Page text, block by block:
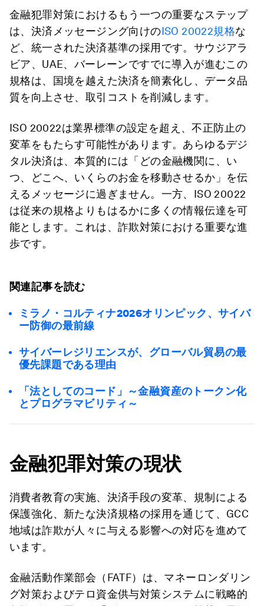
金融犯罪対策におけるもう一つの重要なステップ
は、決済メッセージング向けのISO 20022規格な
ど、統一された決済基準の採用です。サウジアラ
ビア、UAE、バーレーンですでに導入が進むこの
規格は、国境を越えた決済を簡素化し、データ品
質を向上させ、取引コストを削減します。
ISO 20022は業界標準の設定を超え、不正防止の
変革をもたらす可能性があります。あらゆるデジ
タル決済は、本質的には「どの金融機関に、い
つ、どこへ、いくらのお金を移動させるか」を伝
えるメッセージに過ぎません。一方、ISO 20022
は従来の規格よりもはるかに多くの情報伝達を可
能とします。これは、詐欺対策における重要な進
歩です。
関連記事を読む
ミラノ・コルティナ2026オリンピック、サイバ
ー防御の最前線
サイバーレジリエンスが、グローバル貿易の最
優先課題である理由
「法としてのコード」～金融資産のトークン化
とプログラマビリティ～
金融犯罪対策の現状
消費者教育の実施、決済手段の変革、規制による
保護強化、新たな決済規格の採用を通じて、GCC
地域は詐欺が人々に与える影響への対応を進めて
います。
金融活動作業部会（FATF）は、マネーロンダリン
グ対策およびテロ資金供与対策システムに戦略的